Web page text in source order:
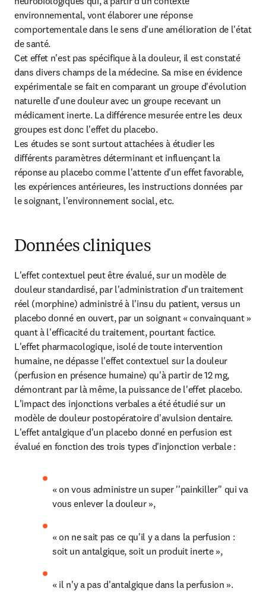
environnemental, vont élaborer une réponse
comportementale dans le sens d'une amélioration de l'état
de santé.
Cet effet n'est pas spécifique à la douleur, il est constaté
dans divers champs de la médecine. Sa mise en évidence
expérimentale se fait en comparant un groupe d'évolution
naturelle d'une douleur avec un groupe recevant un
médicament inerte. La différence mesurée entre les deux
groupes est donc l'effet du placebo.
Les études se sont surtout attachées à étudier les
différents paramètres déterminant et influençant la
réponse au placebo comme l'attente d'un effet favorable,
les expériences antérieures, les instructions données par
le soignant, l'environnement social, etc.
Données cliniques
L'effet contextuel peut être évalué, sur un modèle de
douleur standardisé, par l'administration d'un traitement
réel (morphine) administré à l'insu du patient, versus un
placebo donné en ouvert, par un soignant « convainquant »
quant à l'efficacité du traitement, pourtant factice.
L'effet pharmacologique, isolé de toute intervention
humaine, ne dépasse l'effet contextuel sur la douleur
(perfusion en présence humaine) qu'à partir de 12 mg,
démontrant par là même, la puissance de l'effet placebo.
L'impact des injonctions verbales a été étudié sur un
modèle de douleur postopératoire d'avulsion dentaire.
L'effet antalgique d'un placebo donné en perfusion est
évalué en fonction des trois types d'injonction verbale :
« on vous administre un super ''painkiller'' qui va
vous enlever la douleur »,
« on ne sait pas ce qu'il y a dans la perfusion :
soit un antalgique, soit un produit inerte »,
« il n'y a pas d'antalgique dans la perfusion ».